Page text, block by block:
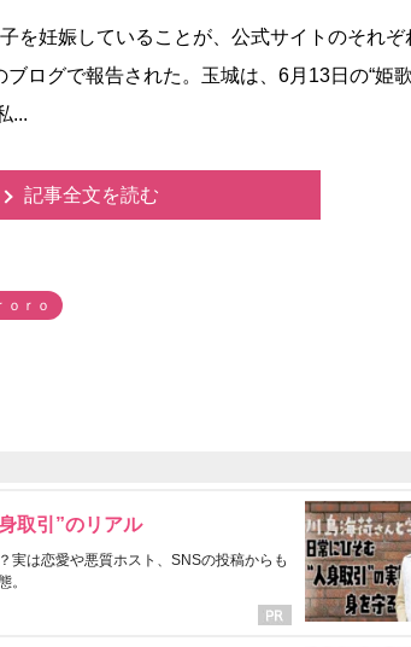
を妊娠していることが、公式サイトのそれぞ
ブログで報告された。玉城は、6月13日の“姫
...
記事全文を読む
ｏｒｏ
取引”のリアル
実は恋愛や悪質ホスト、SNSの投稿からも
。